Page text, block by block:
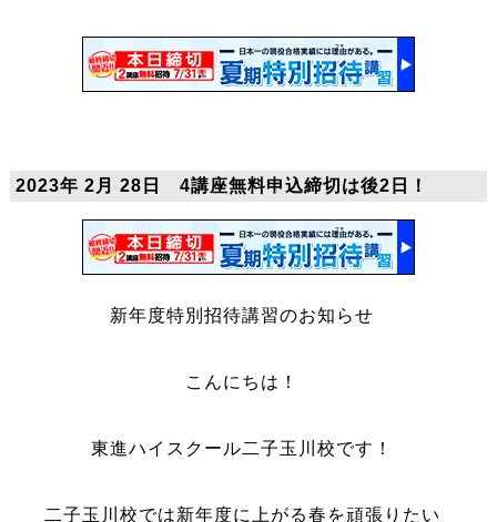
2023年 2月 28日 4講座無料申込締切は後2日！
新年度特別招待講習のお知らせ
こんにちは！
東進ハイスクール二子玉川校です！
二子玉川校では新年度に上がる春を頑張りたい